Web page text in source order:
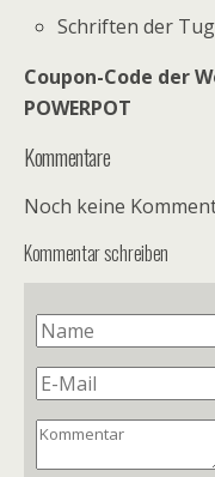
Schriften der
Coupon-Code der
POWERPOT
Kommentare
Noch keine
Kommentar schreiben